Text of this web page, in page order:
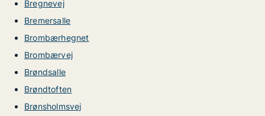
Bregnevej
Bremersalle
Brombærhegnet
Brombærvej
Brøndsalle
Brøndtoften
Brønsholmsvej